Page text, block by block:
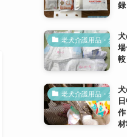
録
老犬介護用品・歩行
較
老犬介護用品・歩行
材